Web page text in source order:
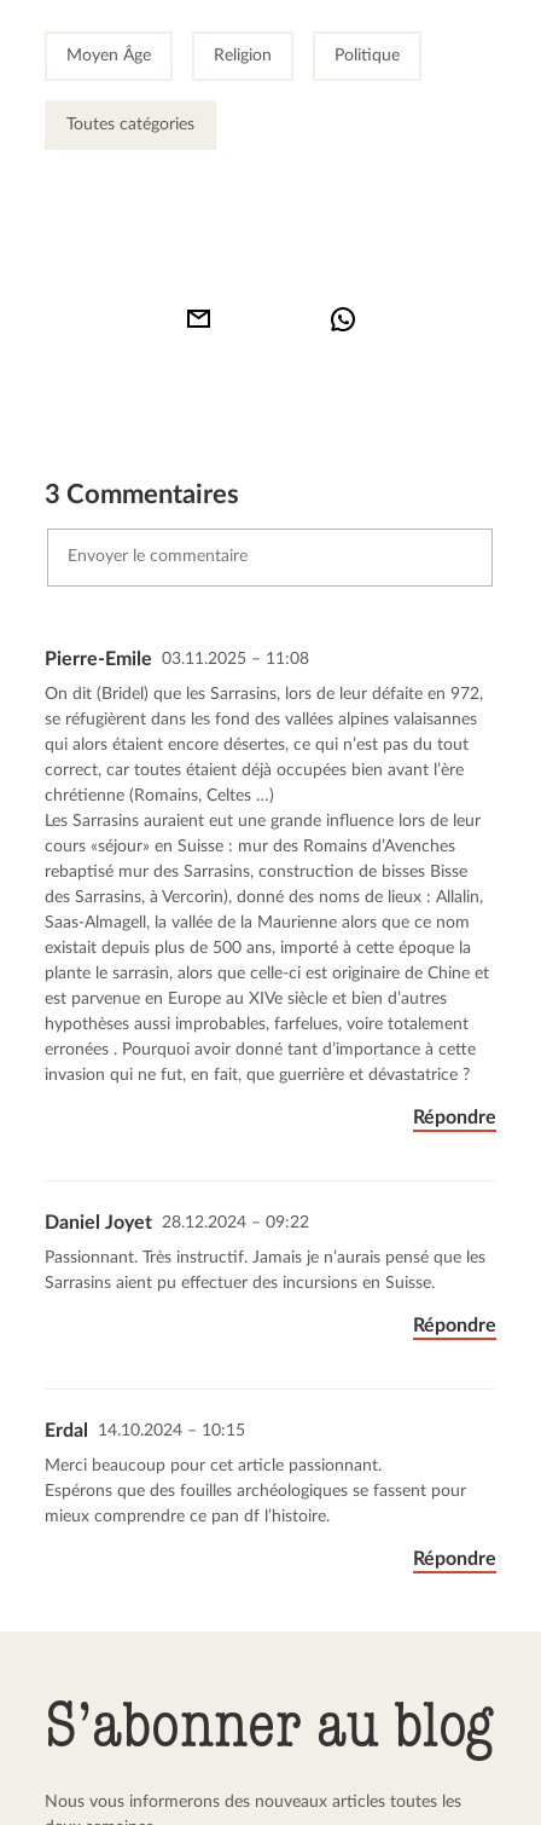
Moyen Âge Religion Politique
Toutes catégories
3 Commentaires
Annuler Envoyer le commentaire
Pierre-Emile 03.11.2025 – 11:08
On dit (Bridel) que les Sarrasins, lors de leur défaite en 972,
se réfugièrent dans les fond des vallées alpines valaisannes
qui alors étaient encore désertes, ce qui n’est pas du tout
correct, car toutes étaient déjà occupées bien avant l’ère
chrétienne (Romains, Celtes …)
Les Sarrasins auraient eut une grande influence lors de leur
cours «séjour» en Suisse : mur des Romains d’Avenches
rebaptisé mur des Sarrasins, construction de bisses Bisse
des Sarrasins, à Vercorin), donné des noms de lieux : Allalin,
Saas-Almagell, la vallée de la Maurienne alors que ce nom
existait depuis plus de 500 ans, importé à cette époque la
plante le sarrasin, alors que celle-ci est originaire de Chine et
est parvenue en Europe au XIVe siècle et bien d’autres
hypothèses aussi improbables, farfelues, voire totalement
erronées . Pourquoi avoir donné tant d’importance à cette
invasion qui ne fut, en fait, que guerrière et dévastatrice ?
Répondre
Daniel Joyet 28.12.2024 – 09:22
Passionnant. Très instructif. Jamais je n’aurais pensé que les
Sarrasins aient pu effectuer des incursions en Suisse.
Répondre
Erdal 14.10.2024 – 10:15
Merci beaucoup pour cet article passionnant.
Espérons que des fouilles archéologiques se fassent pour
mieux comprendre ce pan df l’histoire.
Répondre
S’abonner au blog
Nous vous informerons des nouveaux articles toutes les